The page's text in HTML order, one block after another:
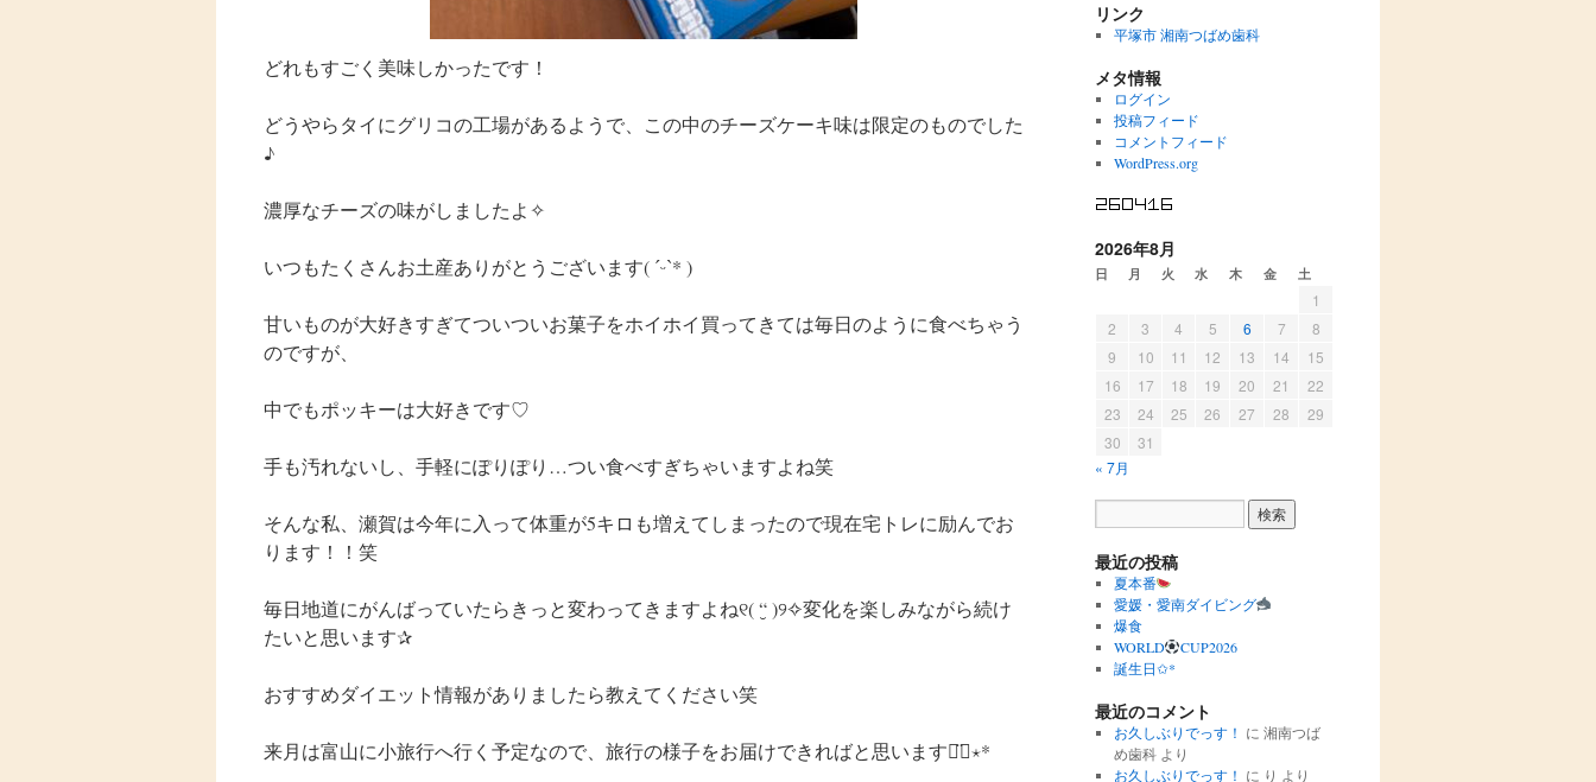
どれもすごく美味しかったです！
どうやらタイにグリコの工場があるようで、この中のチーズケーキ味は限定のものでした
♪
濃厚なチーズの味がしましたよ✧︎
いつもたくさんお土産ありがとうございます( ˊᵕˋ* )
甘いものが大好きすぎてついついお菓子をホイホイ買ってきては毎日のように食べちゃう
のですが、
中でもポッキーは大好きです♡
手も汚れないし、手軽にぽりぽり…つい食べすぎちゃいますよね笑
そんな私、瀬賀は今年に入って体重が5キロも増えてしまったので現在宅トレに励んでお
ります！！笑
毎日地道にがんばっていたらきっと変わってきますよね୧( “̮ )୨✧︎変化を楽しみながら続け
たいと思います✰︎
おすすめダイエット情報がありましたら教えてください笑
来月は富山に小旅行へ行く予定なので、旅行の様子をお届けできればと思います◡̈⃝︎⋆︎*
ゴ
リ
リンク
平塚市 湘南つばめ歯科
メタ情報
ログイン
投稿フィード
コメントフィード
WordPress.org
2026年8月
日 月 火 水 木 金 土
1
2
3 4 5 6 7
8
9
10 11 12 13 14
15
16
17 18 19 20 21
22
23
24 25 26 27 28
29
30
31
« 7月
最近の投稿
夏本番
愛媛・愛南ダイビング
爆食
WORLD
CUP2026
誕生日✩︎*
最近のコメント
お久しぶりでっす！ に 湘南つば
め歯科より
お久しぶりでっす！ に り より